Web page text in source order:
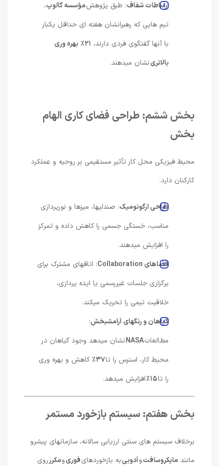
ارتباطات شفاف: طبق پژوهشمؤسسه گالوپ،
تیم هایی که رهبرانشان هفته ای حداقل یکبار
با آنها گفتگوی فردی دارند، ۲۱٪
بهره وری
بالاترینشان میدهند.
بخش ششم: طراحی فضای کاری الهام
بخش
محیط فیزیکی محل کار تأثیر مستقیمی بر روحیه و عملکرد
کارکنان دارد.
طراحی ارگونومیک: صندلیها، میزها و نورپردازی
مناسب، خستگی جسمی را کاهش داده و تمرکز
را افزایش میدهند.
فضاهای
: اتاقهای مشترک برای
برگزاری جلسات غیررسمی یا ایده پردازی،
خلاقیت تیمی را تحریک میکند.
گیاهان و رنگهای آرامشبخش:
مطالعاتNASAنشان میدهد وجود گیاهان در
محیط کار، استرس را تا۳۷٪
کاهش و بهره وری
را تا۱۵٪ افزایش میدهد.
بخش هفتم: سیستم بازخورد مستمر
برخلاف سیستم های سنتی ارزیابی سالانه، سازمانهای پیشرو
مانند مایکروسافتوآدوبیبه بازخوردهایفوریومکررروی